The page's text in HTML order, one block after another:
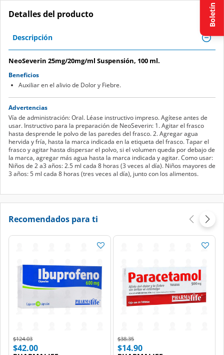
Detalles del producto
Descripción
NeoSeverin 25mg/20mg/ml Suspensión, 100 ml.
Beneficios
Auxiliar en el alivio de Dolor y Fiebre.
Advertencias
Vía de administración: Oral. Léase instructivo impreso. Agítese antes de
usar. Instructivo para la preparación de NeoSeverin: 1. Agitar el frasco
hasta desprende le polvo de las paredes del frasco. 2. Agregar agua
hervida y fría, hasta la marca indicada en la etiqueta del frasco. Tapar el
frasco y agitar hasta dispersar el polvo, si el volumen queda por debajo de
la marca, agregar más agua hasta la marca indicada y agitar. Como usar:
Niños de 2 a3 años: 2.5 ml cada 8 horas (3 veces al día). Niños mayores de
3 años: 5 ml cada 8 horas (tres veces al día), junto con los alimentos.
Recomendados para ti
Price reduced from
$124.03to
$42.00
Price reduced from
$38.35to
$14.90
Boletín